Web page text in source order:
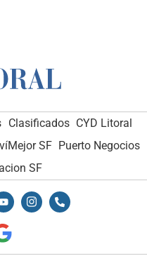
Clasificados CYD Litoral
SF Puerto Negocios
SF